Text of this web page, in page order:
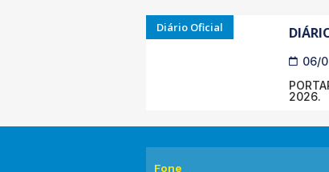
Diário Oficial
06/
2026.
Fone